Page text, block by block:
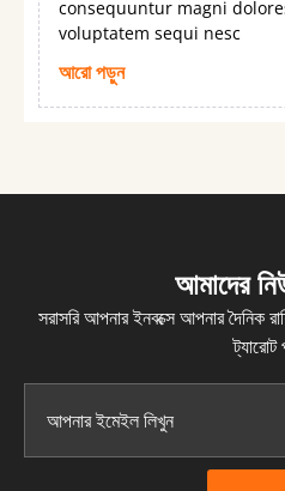
consequuntur magni
voluptatem sequi nesc
আরো পড়ুন
আমাদের
সরাসরি আপনার ইনবক্সে আপনার দৈনিক
ট্যারোট